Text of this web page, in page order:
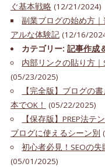
ぐ基本戦略(12/21/2024)
副業ブログの始め方
アルな体験記(12/16/
カテゴリー:記事作成
内部リンクの貼り方
(05/23/2025)
【完全版】ブログの
本でOK！ (05/22/2025)
【保存版】PREP法
ブログに使えるシーン別
初心者必見！SEOの
(05/01/2025)